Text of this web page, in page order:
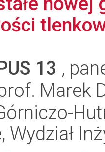
13 ,
Marek
Wydział